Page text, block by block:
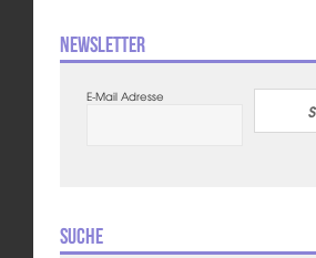
Newsletter
E-Mail Adresse
Suche